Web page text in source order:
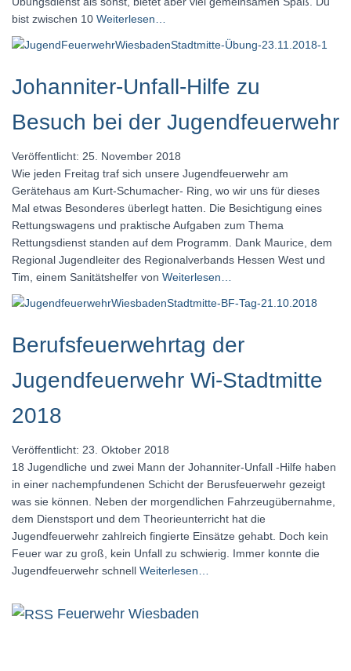
bist zwischen 10 Weiterlesen…
Johanniter-Unfall-Hilfe zu
Besuch bei der Jugendfeuerwehr
Veröffentlicht: 25. November 2018
Wie jeden Freitag traf sich unsere Jugendfeuerwehr am
Gerätehaus am Kurt-Schumacher- Ring, wo wir uns für dieses
Mal etwas Besonderes überlegt hatten. Die Besichtigung eines
Rettungswagens und praktische Aufgaben zum Thema
Rettungsdienst standen auf dem Programm. Dank Maurice, dem
Regional Jugendleiter des Regionalverbands Hessen West und
Tim, einem Sanitätshelfer von Weiterlesen…
Berufsfeuerwehrtag der
Jugendfeuerwehr Wi-Stadtmitte
2018
Veröffentlicht: 23. Oktober 2018
18 Jugendliche und zwei Mann der Johanniter-Unfall -Hilfe haben
in einer nachempfundenen Schicht der Berusfeuerwehr gezeigt
was sie können. Neben der morgendlichen Fahrzeugübernahme,
dem Dienstsport und dem Theorieunterricht hat die
Jugendfeuerwehr zahlreich fingierte Einsätze gehabt. Doch kein
Feuer war zu groß, kein Unfall zu schwierig. Immer konnte die
Jugendfeuerwehr schnell Weiterlesen…
Feuerwehr Wiesbaden